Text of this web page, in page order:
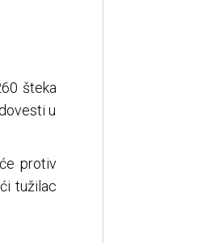
šteka
u
protiv
tužilac